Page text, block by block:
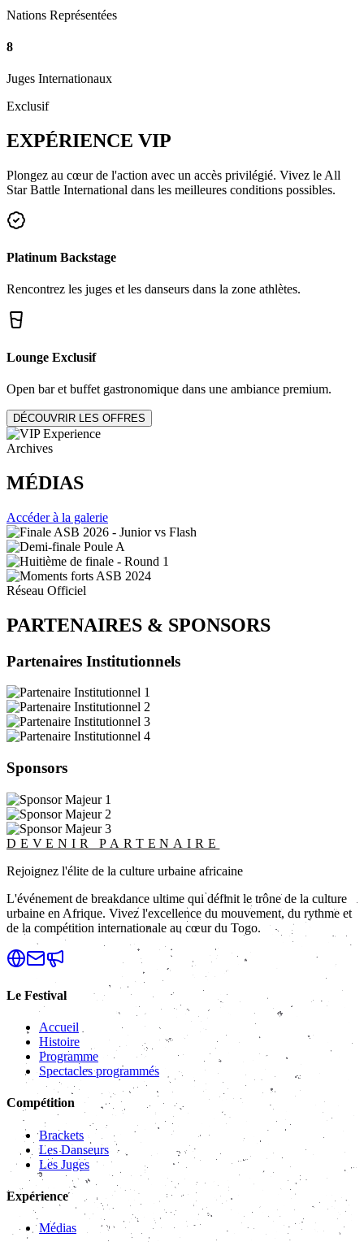
Nations Représentées
8
Juges Internationaux
Exclusif
EXPÉRIENCE VIP
Plongez au cœur de l'action avec un accès privilégié. Vivez le All
Star Battle International dans les meilleures conditions possibles.
Platinum Backstage
Rencontrez les juges et les danseurs dans la zone athlètes.
Lounge Exclusif
Open bar et buffet gastronomique dans une ambiance premium.
DÉCOUVRIR LES OFFRES
Archives
MÉDIAS
Accéder à la galerie
Réseau Officiel
PARTENAIRES & SPONSORS
Partenaires Institutionnels
Sponsors
DEVENIR PARTENAIRE
Rejoignez l'élite de la culture urbaine africaine
L'événement de breakdance ultime qui définit le trône de la culture
urbaine en Afrique. Vivez l'excellence du mouvement, du rythme et
de la compétition internationale au cœur du Togo.
Le Festival
Accueil
Histoire
Programme
Spectacles programmés
Compétition
Brackets
Les Danseurs
Les Juges
Expérience
Médias